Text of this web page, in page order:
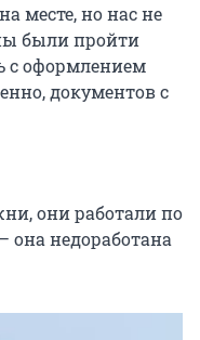
месте, но нас не
были пройти
с оформлением
документов с
они работали по
недоработана